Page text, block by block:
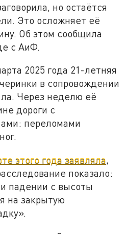
но остаётся
Это осложняет её
Об этом сообщила
с АиФ.
2025 года 21-летняя
в сопровождении
Через неделю её
дороги с
переломами
этого года заявляла,
показало:
падении с высоты
на закрытую